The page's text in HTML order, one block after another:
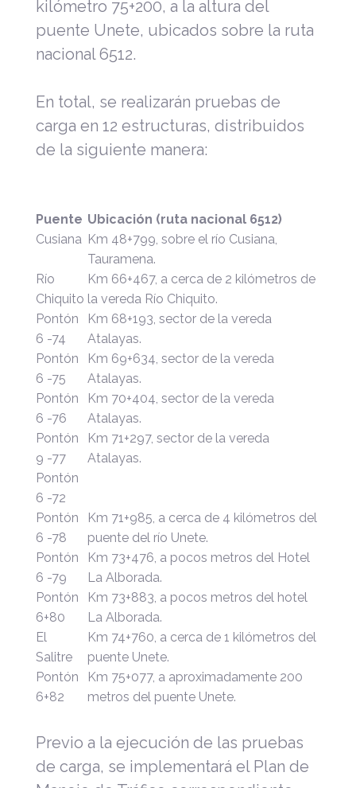
kilómetro 75+200, a la altura del
puente Unete, ubicados sobre la ruta
nacional 6512.
En total, se realizarán pruebas de
carga en 12 estructuras, distribuidos
de la siguiente manera:
Puente Ubicación (ruta nacional 6512)
Cusiana Km 48+799, sobre el río Cusiana,
Tauramena.
Río
Chiquito
Km 66+467, a cerca de 2 kilómetros de
la vereda Río Chiquito.
Pontón
6 -74
Km 68+193, sector de la vereda
Atalayas.
Pontón
6 -75
Km 69+634, sector de la vereda
Atalayas.
Pontón
6 -76
Km 70+404, sector de la vereda
Atalayas.
Pontón
9 -77
Km 71+297, sector de la vereda
Atalayas.
Pontón
6 -72
Pontón
6 -78
Km 71+985, a cerca de 4 kilómetros del
puente del río Unete.
Pontón
6 -79
Km 73+476, a pocos metros del Hotel
La Alborada.
Pontón
6+80
Km 73+883, a pocos metros del hotel
La Alborada.
El
Salitre
Km 74+760, a cerca de 1 kilómetros del
puente Unete.
Pontón
6+82
Km 75+077, a aproximadamente 200
metros del puente Unete.
Previo a la ejecución de las pruebas
de carga, se implementará el Plan de